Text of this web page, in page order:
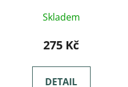
Skladem
275 Kč
DETAIL